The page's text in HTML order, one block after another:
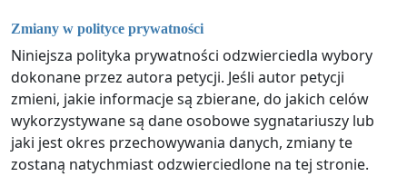
Zmiany w polityce prywatności
Niniejsza polityka prywatności odzwierciedla wybory
dokonane przez autora petycji. Jeśli autor petycji
zmieni, jakie informacje są zbierane, do jakich celów
wykorzystywane są dane osobowe sygnatariuszy lub
jaki jest okres przechowywania danych, zmiany te
zostaną natychmiast odzwierciedlone na tej stronie.